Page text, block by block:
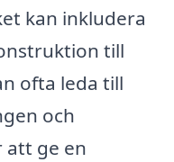
kan inkludera
till
ofta leda till
och
att ge en